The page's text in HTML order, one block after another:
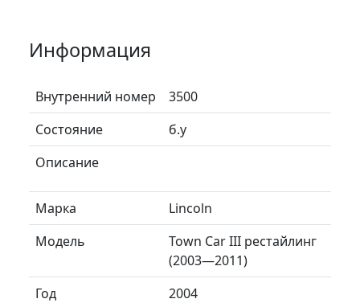
Информация
Внутренний номер
3500
Состояние
б.у
Описание
Марка
Lincoln
Модель
Town Car III рестайлинг
(2003—2011)
Год
2004